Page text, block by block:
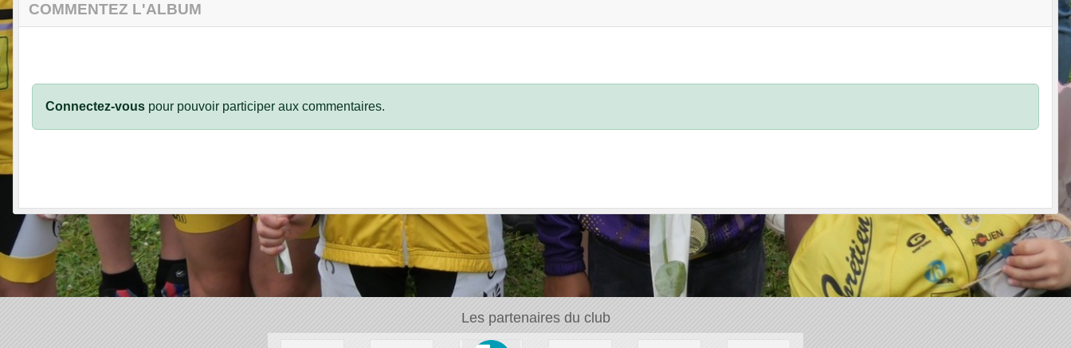
COMMENTEZ L'ALBUM
Connectez-vous pour pouvoir participer aux commentaires.
Les partenaires du club